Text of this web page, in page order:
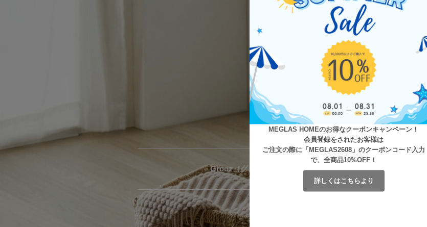
MEGLAS HOMEのお得なクーポンキャンペーン！
会員登録をされたお客様は
ご注文の際に「MEGLAS2608」のクーポンコード入力
で、全商品10%OFF！
詳しくはこちらより